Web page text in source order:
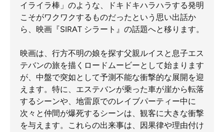
イライラ棒」のような、ドキドキハラハラする発明
こそがワクワクするものだったという思い出話か
ら、映画『SIRAT シラート』の話題へと移ります。
映画は、行方不明の娘を探す父親ルイスと息子エス
テバンの旅を描くロードムービーとして始まります
が、中盤で突如として予測不能な衝撃的な展開を迎
えます。特に、エステバンが乗った車が崖から転落
するシーンや、地雷原でのレイブパーティー中に
次々と仲間が爆死するシーンは、観客に大きな衝撃
を与えます。これらの出来事は、因果律や理由付け